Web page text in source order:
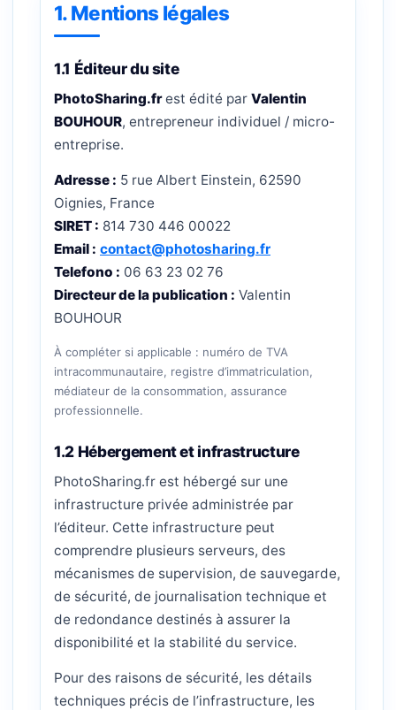
1. Mentions légales
1.1 Éditeur du site
PhotoSharing.frest édité par Valentin
BOUHOUR, entrepreneur individuel / micro-
entreprise.
Adresse : 5 rue Albert Einstein, 62590
Oignies, France
SIRET : 814 730 446 00022
Email : contact@photosharing.fr
Telefono : 06 63 23 02 76
Directeur de la publication : Valentin
BOUHOUR
À compléter si applicable : numéro de TVA
intracommunautaire, registre d’immatriculation,
médiateur de la consommation, assurance
professionnelle.
1.2 Hébergement et infrastructure
PhotoSharing.fr est hébergé sur une
infrastructure privée administrée par
l’éditeur. Cette infrastructure peut
comprendre plusieurs serveurs, des
mécanismes de supervision, de sauvegarde,
de sécurité, de journalisation technique et
de redondance destinés à assurer la
disponibilité et la stabilité du service.
Pour des raisons de sécurité, les détails
techniques précis de l’infrastructure, les